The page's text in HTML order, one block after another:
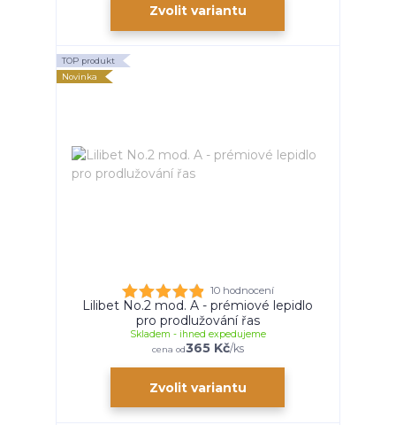
Zvolit variantu
TOP produkt
Novinka
10 hodnocení
Lilibet No.2 mod. A - prémiové lepidlo
pro prodlužování řas
cena od365 Kč/ks
Skladem - ihned expedujeme
Zvolit variantu